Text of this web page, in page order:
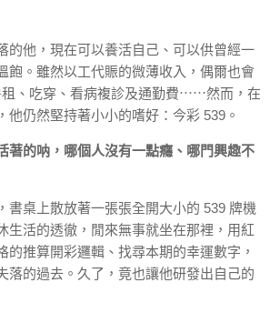
的他，現在可以養活自己、可以供曾經一
飽。雖然以工代賑的微薄收入，偶爾也會
租、吃穿、看病複診及通勤費⋯⋯然而，在
他仍然堅持著小小的嗜好：今彩 539。
著的呐，哪個人沒有一點癮、哪門興趣不
書桌上散放著一張張全開大小的 539 牌機
生活的透徹，閒來無事就坐在那裡，用紅
的推算開彩邏輯、找尋本期的幸運數字，
落的過去。久了，竟也讓他研發出自己的